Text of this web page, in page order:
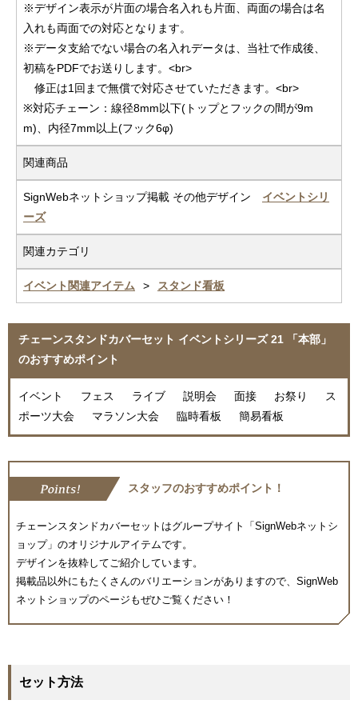
※デザイン表示が片面の場合名入れも片面、両面の場合は名
入れも両面での対応となります。
※データ支給でない場合の名入れデータは、当社で作成後、
初稿をPDFでお送りします。<br>
修正は1回まで無償で対応させていただきます。<br>
※対応チェーン：線径8mm以下(トップとフックの間が9m
m)、内径7mm以上(フック6φ)
関連商品
SignWebネットショップ掲載 その他デザイン イベントシリ
ーズ
関連カテゴリ
イベント関連アイテム スタンド看板
チェーンスタンドカバーセット イベントシリーズ 21 「本部」
のおすすめポイント
イベント フェス ライブ 説明会 面接 お祭り ス
ポーツ大会 マラソン大会 臨時看板 簡易看板
スタッフのおすすめポイント！
チェーンスタンドカバーセットはグループサイト「SignWebネットシ
ョップ」のオリジナルアイテムです。
デザインを抜粋してご紹介しています。
掲載品以外にもたくさんのバリエーションがありますので、SignWeb
ネットショップのページもぜひご覧ください！
セット方法